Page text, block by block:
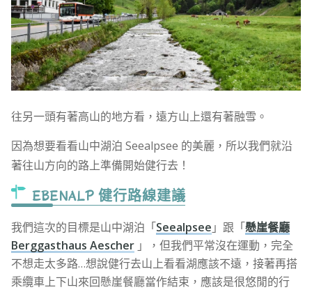
往另一頭有著高山的地方看，遠方山上還有著融雪。
因為想要看看山中湖泊 Seealpsee 的美麗，所以我們就沿
著往山方向的路上準備開始健行去！
EBENALP 健行路線建議
我們這次的目標是山中湖泊「Seealpsee 」跟「懸崖餐廳
Berggasthaus Aescher」，但我們平常沒在運動，完全
不想走太多路…想說健行去山上看看湖應該不遠，接著再搭
乘纜車上下山來回懸崖餐廳當作結束，應該是很悠閒的行